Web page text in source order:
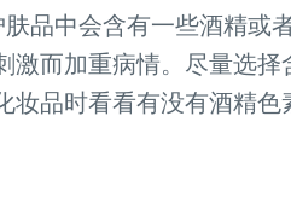
品中会含有一些酒精或
激而加重病情。尽量选
妆品时看看有没有酒精